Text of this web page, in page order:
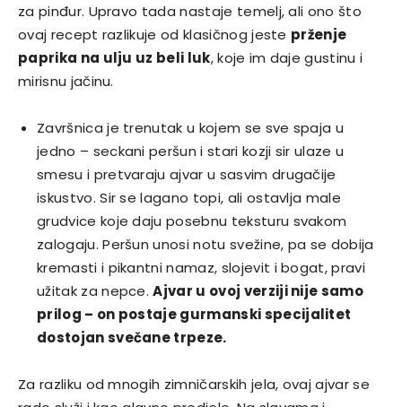
za pinđur. Upravo tada nastaje temelj, ali ono što
ovaj recept razlikuje od klasičnog jeste prženje
paprika na ulju uz beli luk, koje im daje gustinu i
mirisnu jačinu.
Završnica je trenutak u kojem se sve spaja u
jedno – seckani peršun i stari kozji sir ulaze u
smesu i pretvaraju ajvar u sasvim drugačije
iskustvo. Sir se lagano topi, ali ostavlja male
grudvice koje daju posebnu teksturu svakom
zalogaju. Peršun unosi notu svežine, pa se dobija
kremasti i pikantni namaz, slojevit i bogat, pravi
užitak za nepce.Ajvar u ovoj verziji nije samo
prilog – on postaje gurmanski specijalitet
dostojan svečane trpeze.
Za razliku od mnogih zimničarskih jela, ovaj ajvar se